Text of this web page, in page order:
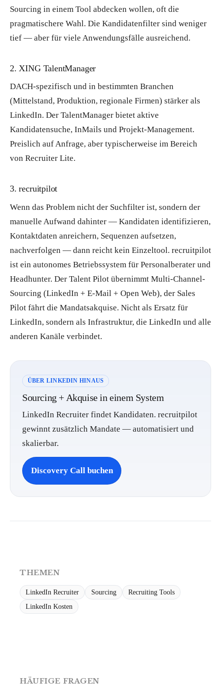
Sourcing in einem Tool abdecken wollen, oft die
pragmatischere Wahl. Die Kandidatenfilter sind weniger
tief — aber für viele Anwendungsfälle ausreichend.
2. XING TalentManager
DACH-spezifisch und in bestimmten Branchen
(Mittelstand, Produktion, regionale Firmen) stärker als
LinkedIn. Der TalentManager bietet aktive
Kandidatensuche, InMails und Projekt-Management.
Preislich auf Anfrage, aber typischerweise im Bereich
von Recruiter Lite.
3. recruitpilot
Wenn das Problem nicht der Suchfilter ist, sondern der
manuelle Aufwand dahinter — Kandidaten identifizieren,
Kontaktdaten anreichern, Sequenzen aufsetzen,
nachverfolgen — dann reicht kein Einzeltool. recruitpilot
ist ein autonomes Betriebssystem für Personalberater und
Headhunter. Der Talent Pilot übernimmt Multi-Channel-
Sourcing (LinkedIn + E-Mail + Open Web), der Sales
Pilot fährt die Mandatsakquise. Nicht als Ersatz für
LinkedIn, sondern als Infrastruktur, die LinkedIn und alle
anderen Kanäle verbindet.
ÜBER LINKEDIN HINAUS
Sourcing + Akquise in einem System
LinkedIn Recruiter findet Kandidaten. recruitpilot
gewinnt zusätzlich Mandate — automatisiert und
skalierbar.
Discovery Call buchen
THEMEN
LinkedIn Recruiter Sourcing
Recruiting Tools
LinkedIn Kosten
HÄUFIGE FRAGEN